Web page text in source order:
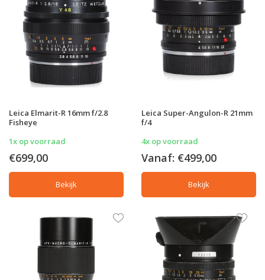
Leica Elmarit-R 16mm f/2.8
Fisheye
1x op voorraad
€699,00
Bekijk
Leica Super-Angulon-R 21mm
f/4
4x op voorraad
Vanaf: €499,00
Bekijk